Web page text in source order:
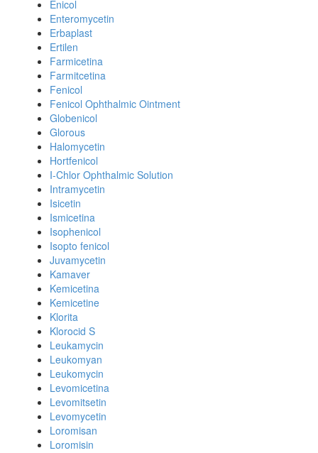
Enicol
Enteromycetin
Erbaplast
Ertilen
Farmicetina
Farmitcetina
Fenicol
Fenicol Ophthalmic Ointment
Globenicol
Glorous
Halomycetin
Hortfenicol
I-Chlor Ophthalmic Solution
Intramycetin
Isicetin
Ismicetina
Isophenicol
Isopto fenicol
Juvamycetin
Kamaver
Kemicetina
Kemicetine
Klorita
Klorocid S
Leukamycin
Leukomyan
Leukomycin
Levomicetina
Levomitsetin
Levomycetin
Loromisan
Loromisin